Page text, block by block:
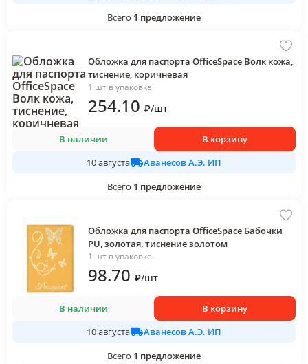
Всего 1 предложение
Обложка для паспорта OfficeSpace Волк кожа,
тиснение, коричневая
1 шт в упаковке
254.10 ₽/шт
В наличии
В корзину
10 августа
Аванесов А.Э. ИП
Всего 1 предложение
Обложка для паспорта OfficeSpace Бабочки
PU, золотая, тиснение золотом
1 шт в упаковке
98.70 ₽/шт
В наличии
В корзину
10 августа
Аванесов А.Э. ИП
Всего 1 предложение